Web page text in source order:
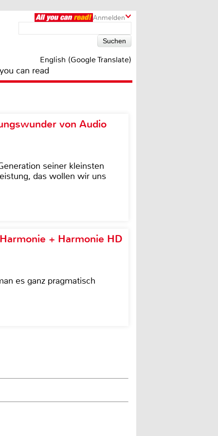
Anmelden
English (Google Translate)
can read
von Audio
seiner kleinsten
das wollen wir uns
+ Harmonie HD
es ganz pragmatisch